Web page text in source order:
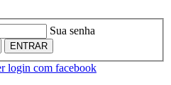
Sua senha
ENTRAR
login com facebook